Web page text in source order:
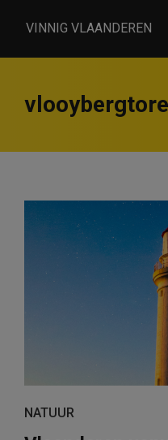
VINNIG VLAANDEREN
NATUUR